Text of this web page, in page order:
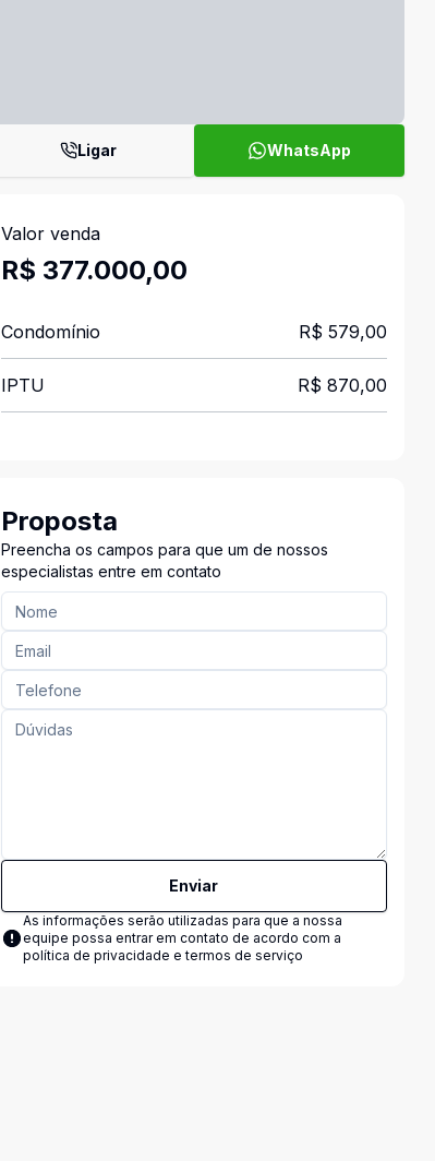
Ligar WhatsApp
Valor venda
R$ 377.000,00
Condomínio R$ 579,00
IPTU R$ 870,00
Proposta
Preencha os campos para que um de nossos
especialistas entre em contato
Enviar
As informações serão utilizadas para que a nossa
equipe possa entrar em contato de acordo com a
política de privacidade e termos de serviço